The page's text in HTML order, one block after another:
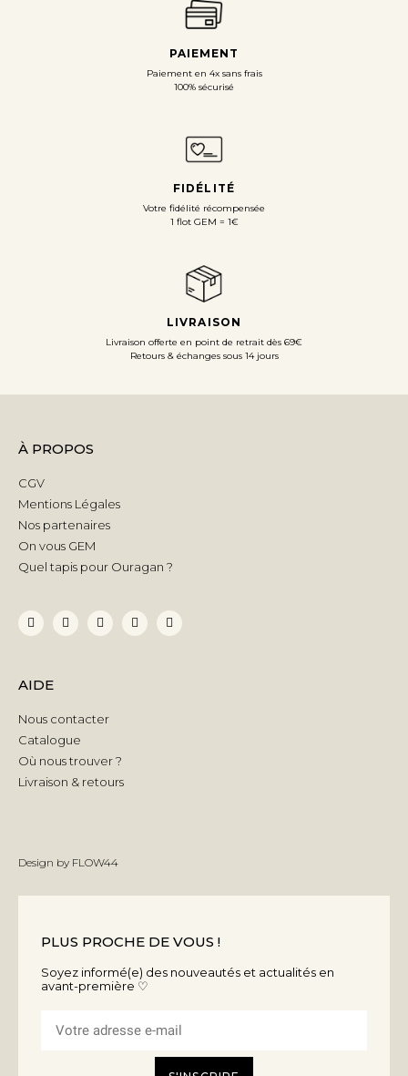
PAIEMENT
Paiement en 4x sans frais
100% sécurisé
FIDÉLITÉ
Votre fidélité récompensée
1 flot GEM = 1€
LIVRAISON
Livraison offerte en point de retrait dès 69€
Retours & échanges sous 14 jours
À PROPOS
CGV
Mentions Légales
Nos partenaires
On vous GEM
Quel tapis pour Ouragan ?
AIDE
Nous contacter
Catalogue
Où nous trouver ?
Livraison & retours
Design by FLOW44
PLUS PROCHE DE VOUS !
Soyez informé(e) des nouveautés et actualités en
avant-première ♡